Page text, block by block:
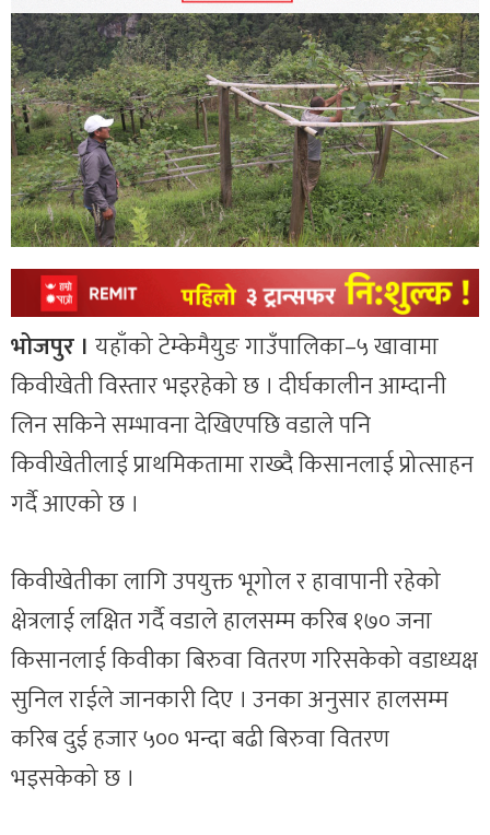
भोजपुर । यहाँको टेम्केमैयुङ गाउँपालिका–५ खावामा
किवीखेती विस्तार भइरहेको छ । दीर्घकालीन आम्दानी
लिन सकिने सम्भावना देखिएपछि वडाले पनि
किवीखेतीलाई प्राथमिकतामा राख्दै किसानलाई प्रोत्साहन
गर्दै आएको छ ।
किवीखेतीका लागि उपयुक्त भूगोल र हावापानी रहेको
क्षेत्रलाई लक्षित गर्दै वडाले हालसम्म करिब १७० जना
किसानलाई किवीका बिरुवा वितरण गरिसकेको वडाध्यक्ष
सुनिल राईले जानकारी दिए । उनका अनुसार हालसम्म
करिब दुई हजार ५०० भन्दा बढी बिरुवा वितरण
भइसकेको छ ।